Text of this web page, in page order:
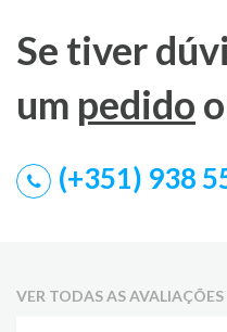
Se tiver
um pedido
(+351) 938
VER TODAS AS AVALIAÇÕES